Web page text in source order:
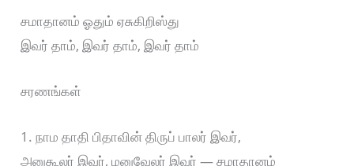
சமாதானம் ஓதும் ஏசுகிறிஸ்து
இவர் தாம், இவர் தாம், இவர் தாம்
சரணங்கள்
1. நாம தாதி பிதாவின் திருப் பாலர் இவர்,
அனுகூலர் இவர், மனுவேலர் இவர் — சமாதானம்